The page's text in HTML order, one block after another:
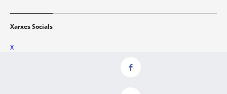
Xarxes Socials
X